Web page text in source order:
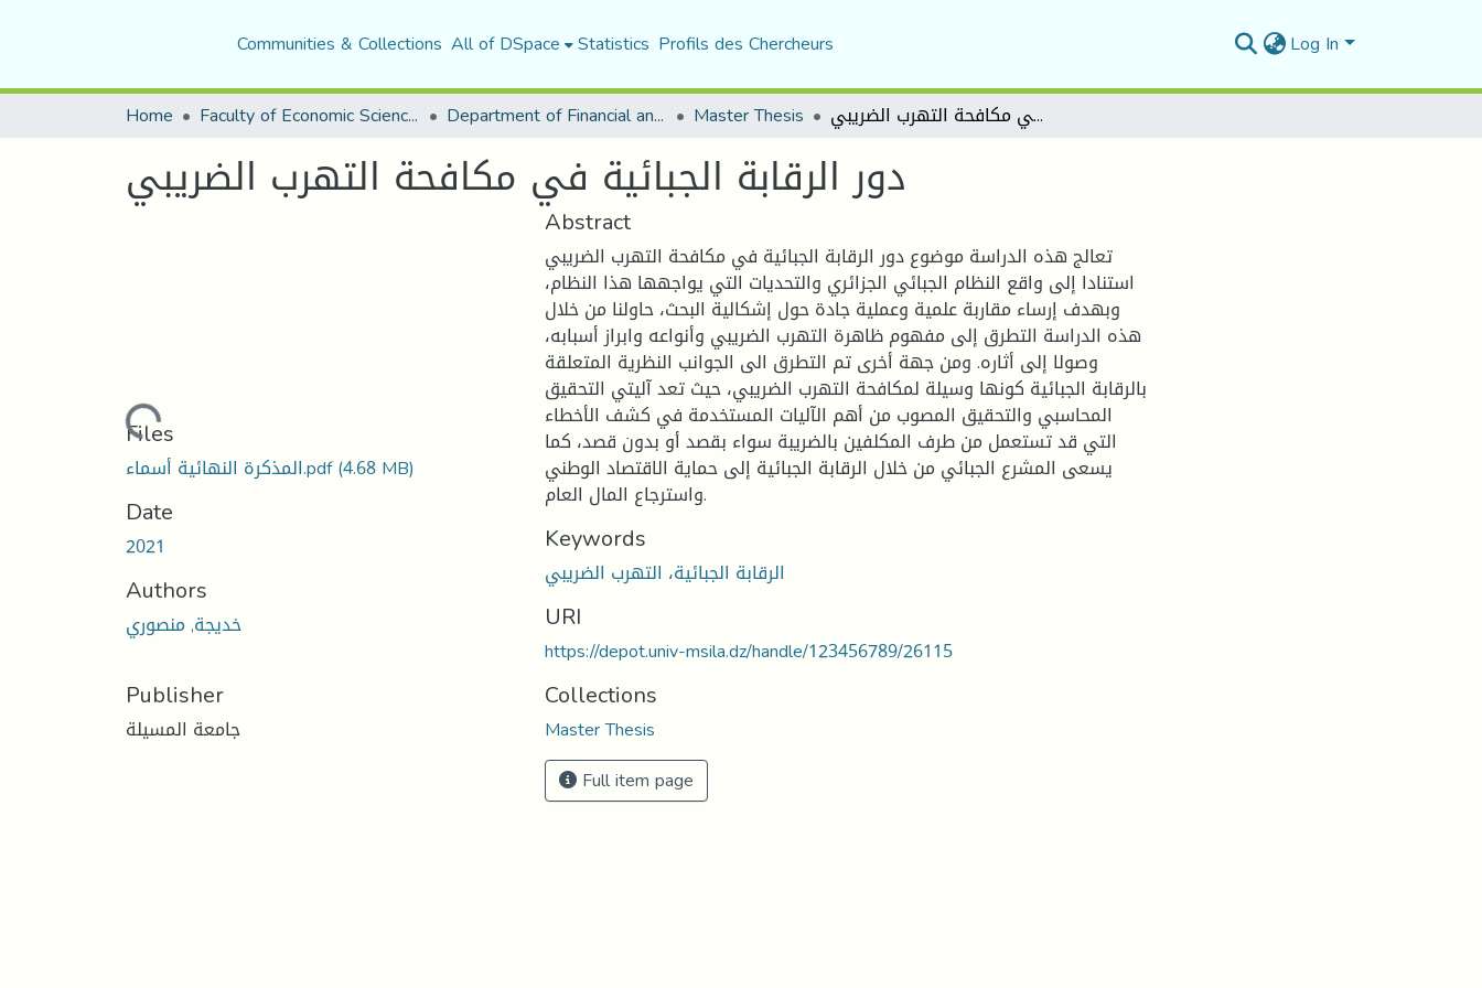
Communities & Collections All of DSpace Statistics Profils des Chercheurs Log In
Home Faculty of Economic Sciences, Commerce and Management Sciences Department of Financial and Accounting Sciences Master Thesis دور الرقابة الجبائية في مكافحة التهرب الضريبي
دور الرقابة الجبائية في مكافحة التهرب الضريبي
Loading...
Files
المذكرة النهائية أسماء.pdf(4.68 MB)
Date
2021
Authors
خديجة, منصوري
Publisher
جامعة المسيلة
Abstract
تعالج هذه الدراسة موضوع دور الرقابة الجبائية في مكافحة التهرب الضريبي
استنادا إلى واقع النظام الجبائي الجزائري والتحديات التي يواجهها هذا النظام،
وبهدف إرساء مقاربة علمية وعملية جادة حول إشكالية البحث، حاولنا من خلال
هذه الدراسة التطرق إلى مفهوم ظاهرة التهرب الضريبي وأنواعه وابراز أسبابه،
وصولا إلى أثاره. ومن جهة أخرى تم التطرق الى الجوانب النظرية المتعلقة
بالرقابة الجبائية كونها وسيلة لمكافحة التهرب الضريبي، حيث تعد آليتي التحقيق
المحاسبي والتحقيق المصوب من أهم الآليات المستخدمة في كشف الأخطاء
التي قد تستعمل من طرف المكلفين بالضريبة سواء بقصد أو بدون قصد، كما
يسعى المشرع الجبائي من خلال الرقابة الجبائية إلى حماية الاقتصاد الوطني
واسترجاع المال العام.
Keywords
الرقابة الجبائية، التهرب الضريبي
URI
https://depot.univ-msila.dz/handle/123456789/26115
Collections
Master Thesis
Full item page